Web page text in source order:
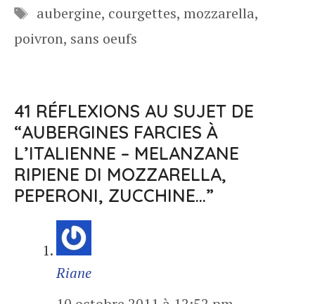
Étiquettes
aubergine, courgettes, mozzarella,
poivron, sans oeufs
41 RÉFLEXIONS AU SUJET DE
“AUBERGINES FARCIES À
L’ITALIENNE – MELANZANE
RIPIENE DI MOZZARELLA,
PEPERONI, ZUCCHINE…”
Riane